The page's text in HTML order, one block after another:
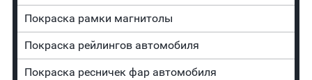
Покраска рамки магнитолы
Покраска рейлингов автомобиля
Покраска ресничек фар автомобиля